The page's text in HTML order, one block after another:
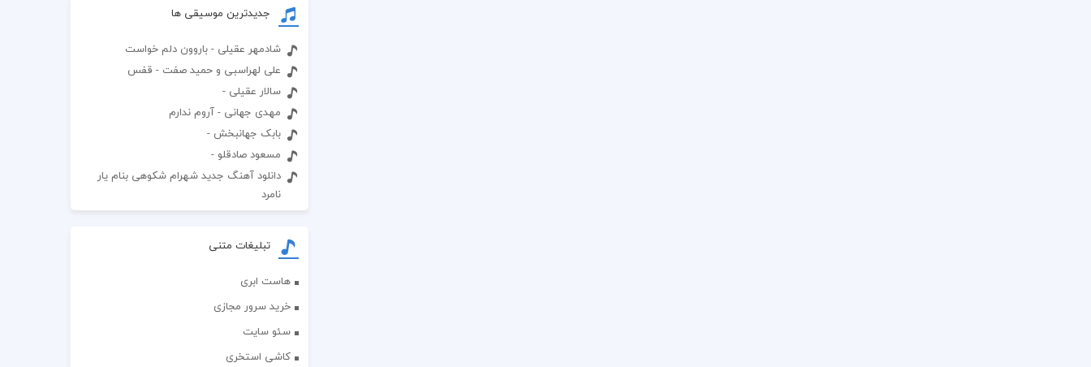
جدیدترین موسیقی ها
شادمهر عقیلی - باروون دلم خواست
علی لهراسبی و حمید صفت - قفس
سالار عقیلی -
مهدی جهانی - آروم ندارم
بابک جهانبخش -
مسعود صادقلو -
دانلود آهنگ جدید شهرام شکوهی بنام یار
نامرد
تبلیغات متنی
هاست ابری
خرید سرور مجازی
سئو سایت
کاشی استخری